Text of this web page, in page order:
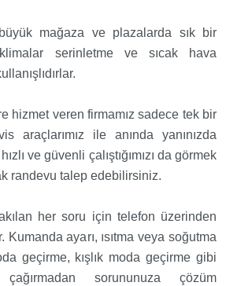
mağaza ve plazalarda sık bir
serinletme ve sıcak hava
hizmet veren firmamız sadece tek bir
araçlarımız ile anında yanınızda
ve güvenli çalıştığımızı da görmek
randevu talep edebilirsiniz.
her soru için telefon üzerinden
Kumanda ayarı, ısıtma veya soğutma
geçirme, kışlık moda geçirme gibi
sorununuza çözüm